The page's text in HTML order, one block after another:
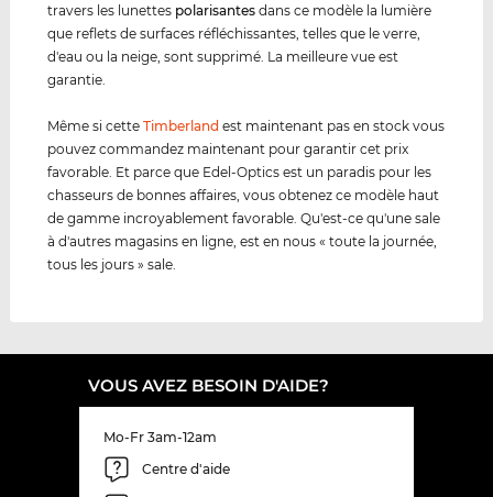
travers les lunettes polarisantes dans ce modèle la lumière
que reflets de surfaces réfléchissantes, telles que le verre,
d'eau ou la neige, sont supprimé. La meilleure vue est
garantie.
Même si cetteTimberland est maintenant pas en stock vous
pouvez commandez maintenant pour garantir cet prix
favorable. Et parce que Edel-Optics est un paradis pour les
chasseurs de bonnes affaires, vous obtenez ce modèle haut
de gamme incroyablement favorable. Qu'est-ce qu'une sale
à d'autres magasins en ligne, est en nous « toute la journée,
tous les jours » sale.
VOUS AVEZ BESOIN D'AIDE?
Mo-Fr 3am-12am
Centre d'aide